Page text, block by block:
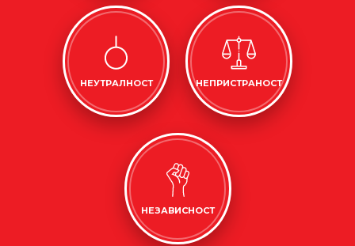
НЕУТРАЛНОСТ НЕПРИСТРАНОСТ
НЕЗАВИСНОСТ